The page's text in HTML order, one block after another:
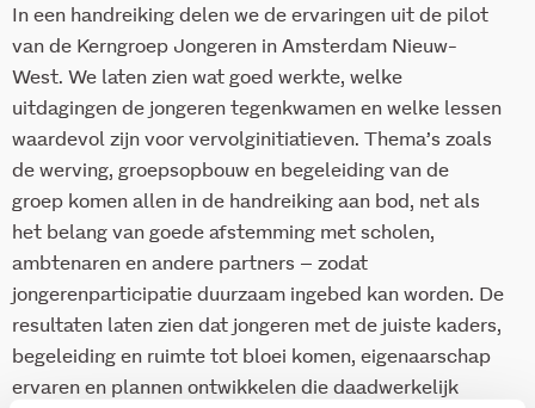
In een handreiking delen we de ervaringen uit de pilot
van de Kerngroep Jongeren in Amsterdam Nieuw-
West. We laten zien wat goed werkte, welke
uitdagingen de jongeren tegenkwamen en welke lessen
waardevol zijn voor vervolginitiatieven. Thema’s zoals
de werving, groepsopbouw en begeleiding van de
groep komen allen in de handreiking aan bod, net als
het belang van goede afstemming met scholen,
ambtenaren en andere partners – zodat
jongerenparticipatie duurzaam ingebed kan worden. De
resultaten laten zien dat jongeren met de juiste kaders,
begeleiding en ruimte tot bloei komen, eigenaarschap
ervaren en plannen ontwikkelen die daadwerkelijk